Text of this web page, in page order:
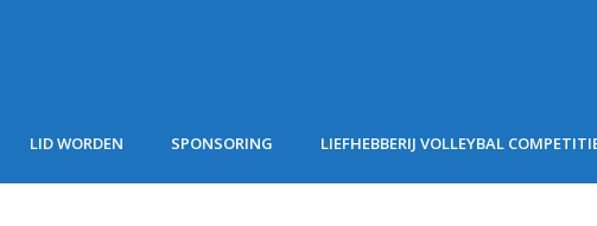
LID WORDEN SPONSORING LIEFHEBBERIJ VOLLEYBAL